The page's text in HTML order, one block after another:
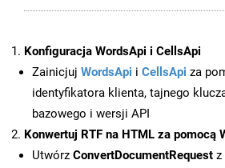
Konfiguracja WordsApi i CellsApi
Zainicjuj WordsApi i CellsApi za
identyfikatora klienta, tajnego
bazowego i wersji API
Konwertuj RTF na HTML za pomocą
Utwórz ConvertDocumentRequest z